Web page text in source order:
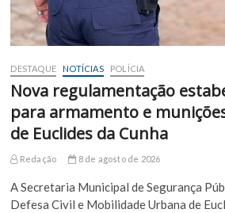
DESTAQUE NOTÍCIAS POLÍCIA
Nova regulamentação
para armamento e
de Euclides da Cunha
Redação 8 de agosto de 2026
A Secretaria Municipal de Segurança
Defesa Civil e Mobilidade Urbana de